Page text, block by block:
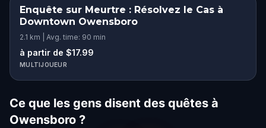
Enquête sur Meurtre : Résolvez le Cas à
Downtown Owensboro
2.1 km | Avg. time: 90 min
à partir de $17.99
MULTIJOUEUR
Ce que les gens disent des quêtes à
Owensboro ?